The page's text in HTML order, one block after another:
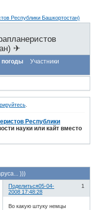
✈
погоды
Участники
.
Республики
науки или кайт вместо
)))
Поделиться 1
05-04-
2008 17:48:28
Во какую штуку немцы